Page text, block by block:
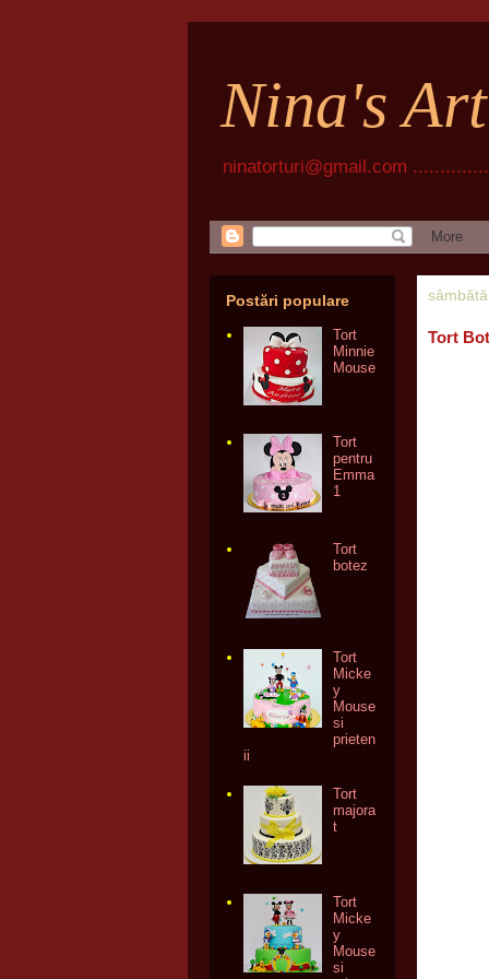
Nina's
ninatorturi@gmail.com
Tort
Postări populare
Tort
Minnie
Mouse
Tort
pentru
Emma
1
Tort
botez
Tort
Micke
y
Mouse
si
prieten
ii
Tort
majora
t
Tort
Micke
y
Mouse
si